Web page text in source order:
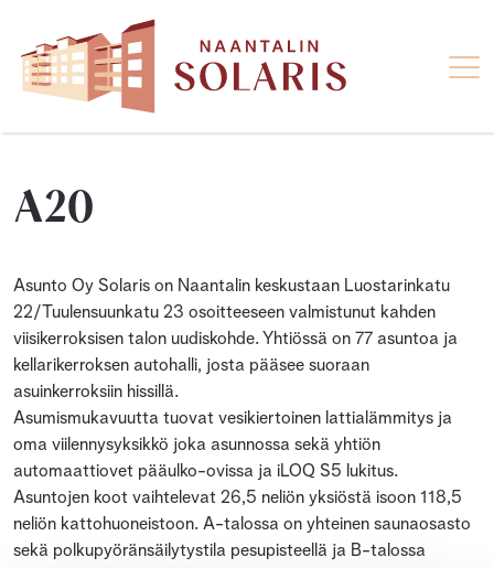
A20
Asunto Oy Solaris on Naantalin keskustaan Luostarinkatu
22/Tuulensuunkatu 23 osoitteeseen valmistunut kahden
viisikerroksisen talon uudiskohde. Yhtiössä on 77 asuntoa ja
kellarikerroksen autohalli, josta pääsee suoraan
asuinkerroksiin hissillä.
Asumismukavuutta tuovat vesikiertoinen lattialämmitys ja
oma viilennysyksikkö joka asunnossa sekä yhtiön
automaattiovet pääulko-ovissa ja iLOQ S5 lukitus.
Asuntojen koot vaihtelevat 26,5 neliön yksiöstä isoon 118,5
neliön kattohuoneistoon. A-talossa on yhteinen saunaosasto
sekä polkupyöränsäilytystila pesupisteellä ja B-talossa